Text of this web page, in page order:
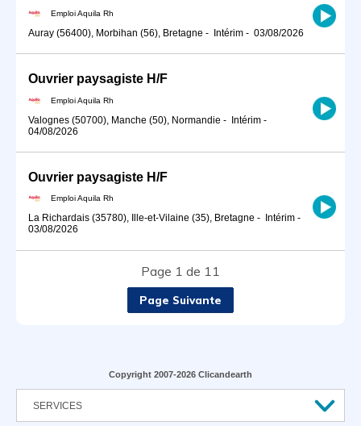
Emploi Aquila Rh
Auray (56400), Morbihan (56), Bretagne - Intérim - 03/08/2026
Ouvrier paysagiste H/F
Emploi Aquila Rh
Valognes (50700), Manche (50), Normandie - Intérim -
04/08/2026
Ouvrier paysagiste H/F
Emploi Aquila Rh
La Richardais (35780), Ille-et-Vilaine (35), Bretagne - Intérim -
03/08/2026
Page 1 de 11
Page Suivante
Copyright 2007-2026 Clicandearth
SERVICES